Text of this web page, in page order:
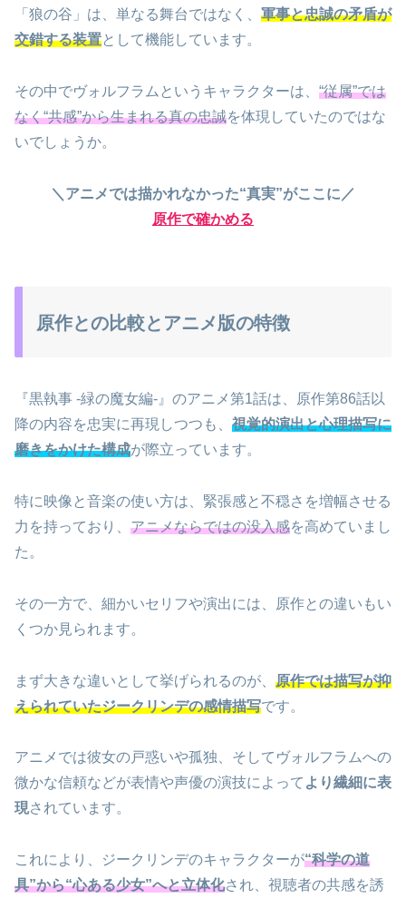
「狼の谷」は、単なる舞台ではなく、 軍事と忠誠の矛盾が
交錯する装置として機能しています。
その中でヴォルフラムというキャラクターは、 “従属”では
なく“共感”から生まれる真の忠誠を体現していたのではな
いでしょうか。
＼アニメでは描かれなかった“真実”がここに／
原作で確かめる
原作との比較とアニメ版の特徴
『黒執事 -緑の魔女編-』のアニメ第1話は、原作第86話以
降の内容を忠実に再現しつつも、 視覚的演出と心理描写に
磨きをかけた構成が際立っています。
特に映像と音楽の使い方は、緊張感と不穏さを増幅させる
力を持っており、 アニメならではの没入感を高めていまし
た。
その一方で、細かいセリフや演出には、原作との違いもい
くつか見られます。
まず大きな違いとして挙げられるのが、 原作では描写が抑
えられていたジークリンデの感情描写です。
アニメでは彼女の戸惑いや孤独、そしてヴォルフラムへの
微かな信頼などが表情や声優の演技によって より繊細に表
現されています。
これにより、ジークリンデのキャラクターが“科学の道
具”から“心ある少女”へと立体化され、視聴者の共感を誘